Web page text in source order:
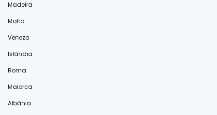
Madeira
Malta
Veneza
Islândia
Roma
Maiorca
Albânia